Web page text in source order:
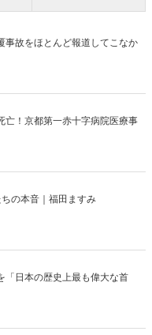
事故をほとんど報道してこなか
亡！京都第一赤十字病院医療事
の本音｜福田ますみ
「日本の歴史上最も偉大な首